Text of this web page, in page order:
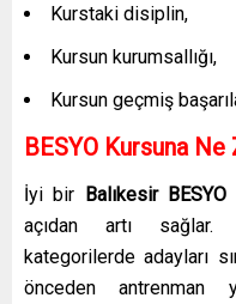
Kurstaki disiplin,
Kursun kurumsallığı,
Kursun geçmiş
BESYO Kursuna Ne
İyi bir Balıkesir
açıdan artı sağlar.
kategorilerde adayları
önceden